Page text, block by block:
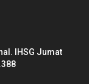
IHSG Jumat